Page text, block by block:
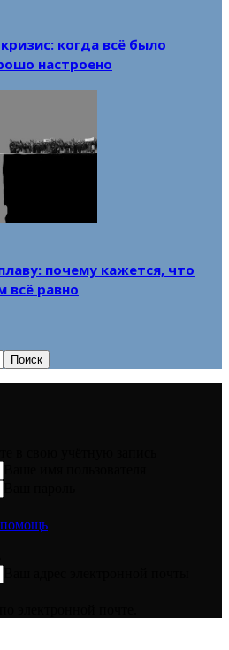
когда всё было
настроено
почему кажется, что
всё равно
помощь